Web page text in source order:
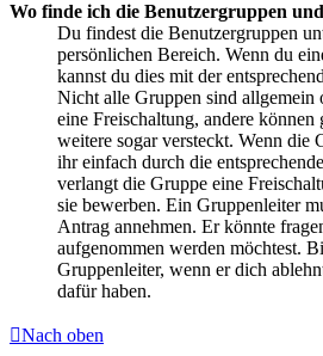
Wo finde ich die Benutzergruppen
Du findest die Benutzergruppen
persönlichen Bereich. Wenn du
kannst du dies mit der
Nicht alle Gruppen sind allgemein
eine Freischaltung, andere können
weitere sogar versteckt. Wenn die
ihr einfach durch die
verlangt die Gruppe eine
sie bewerben. Ein Gruppenleiter
Antrag annehmen. Er könnte
aufgenommen werden möchtest.
Gruppenleiter, wenn er dich
dafür haben.
Nach oben